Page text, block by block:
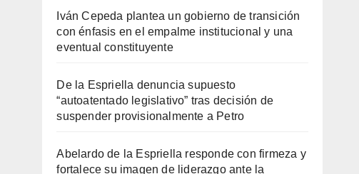
Iván Cepeda plantea un gobierno de transición
con énfasis en el empalme institucional y una
eventual constituyente
De la Espriella denuncia supuesto
“autoatentado legislativo” tras decisión de
suspender provisionalmente a Petro
Abelardo de la Espriella responde con firmeza y
fortalece su imagen de liderazgo ante la